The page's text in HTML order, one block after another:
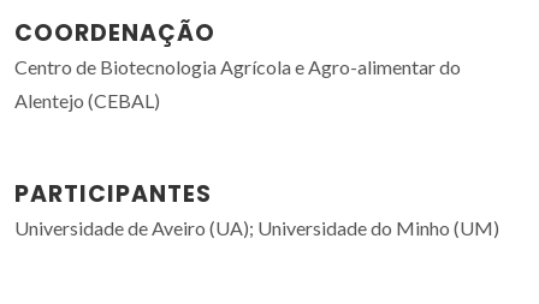
COORDENAÇÃO
Centro de Biotecnologia Agrícola e Agro-alimentar do
Alentejo (CEBAL)
PARTICIPANTES
Universidade de Aveiro (UA); Universidade do Minho (UM)